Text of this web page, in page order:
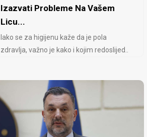
Izazvati Probleme Na Vašem
Licu...
Iako se za higijenu kaže da je pola
zdravlja, važno je kako i kojim redoslijed..